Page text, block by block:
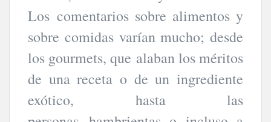
Los comentarios sobre alimentos y
sobre comidas varían mucho; desde
los gourmets, que alaban los méritos
de una receta o de un ingrediente
exótico, hasta las